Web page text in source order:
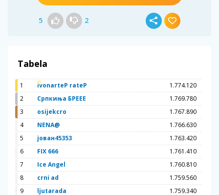
5 2
Tabela
1 ivonarteP rateP
1.774.120
2
Српкиња БРЕЕЕ
1.769.780
3
osijekcro
1.767.890
4
NENA@
1.766.630
5
јован45353
1.763.420
6
FIX 666
1.761.410
7
Ice Angel
1.760.810
8
crni ad
1.759.560
9
ljutarada
1.759.340